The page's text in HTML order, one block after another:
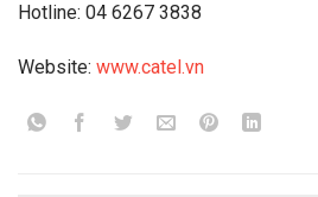
Hotline: 04 6267 3838
Website: www.catel.vn